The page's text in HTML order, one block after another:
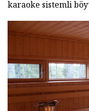
karaoke sistemli